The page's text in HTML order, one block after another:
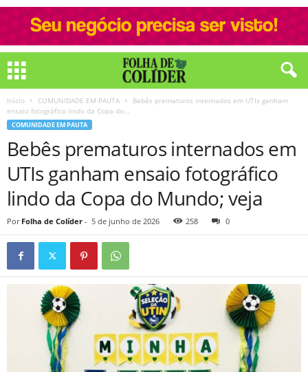
Início COMUNIDADE EM PAUTA
Bebês prematuros internados em UTIs ganham
ensaio fotográfico lindo da Copa do...
COMUNIDADE EM PAUTA
Bebês prematuros internados em
UTIs ganham ensaio fotográfico
lindo da Copa do Mundo; veja
Por Folha de Colíder - 5 de junho de 2026 258 0